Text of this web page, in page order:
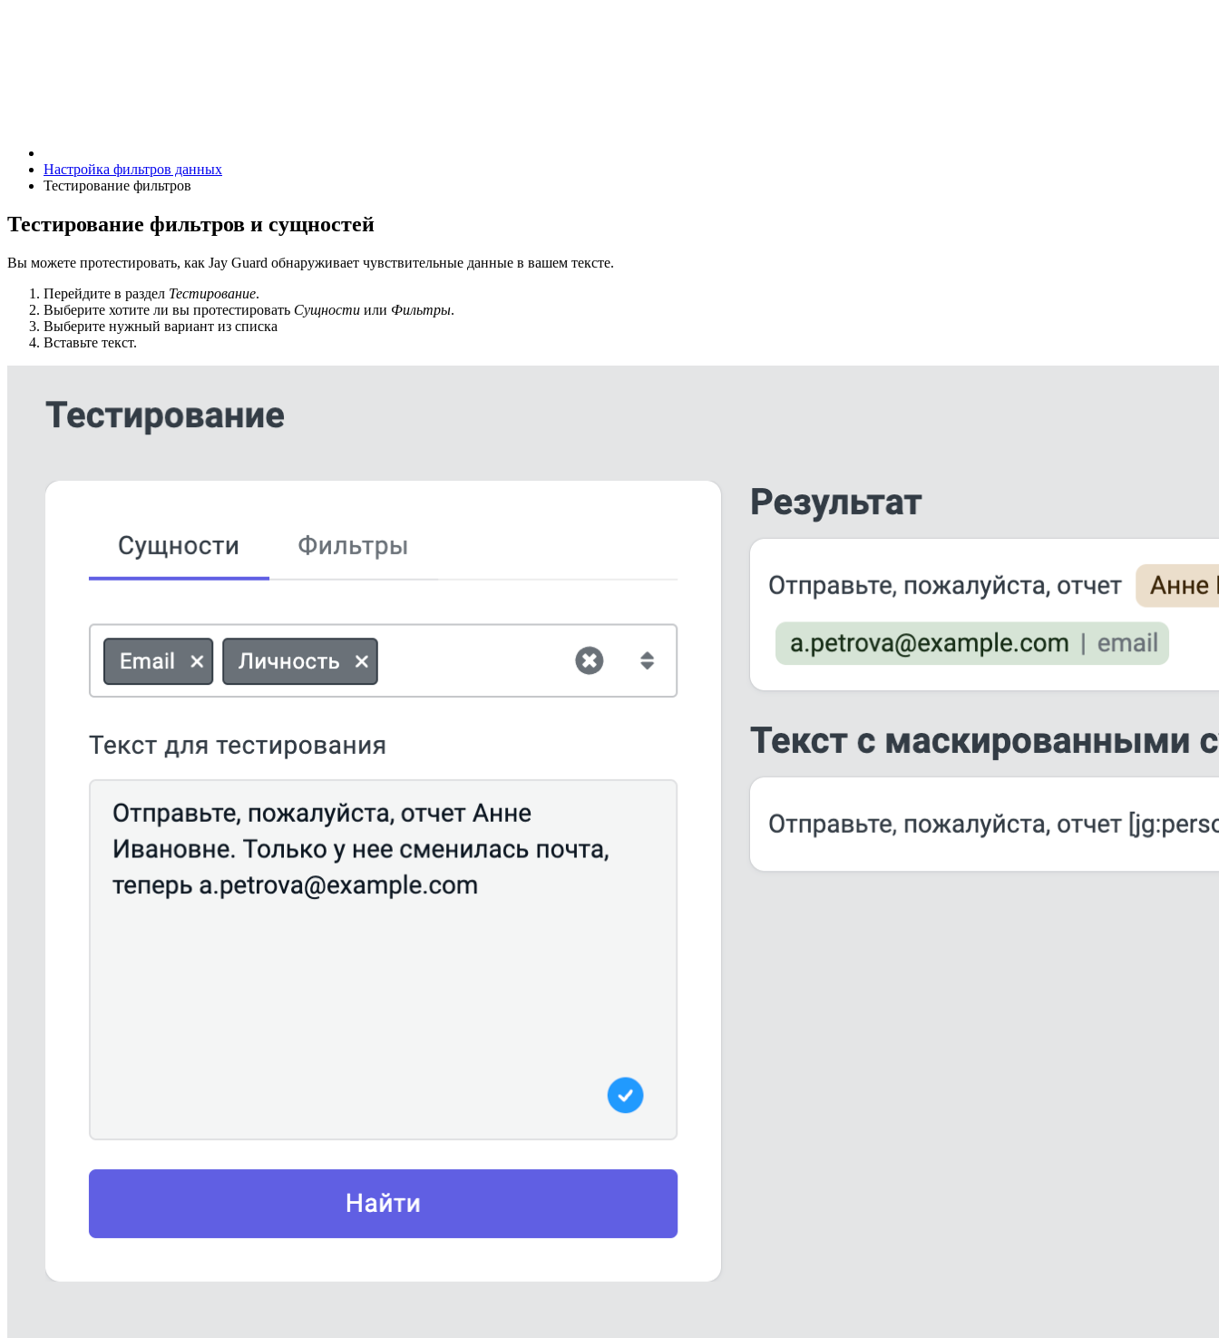
Настройка фильтров данных
Тестирование фильтров
Тестирование фильтров и сущностей
Вы можете протестировать, как Jay Guard обнаруживает чувствительные данные в вашем тексте.
Перейдите в раздел Тестирование.
Выберите хотите ли вы протестировать Сущности или Фильтры.
Выберите нужный вариант из списка
Вставьте текст.